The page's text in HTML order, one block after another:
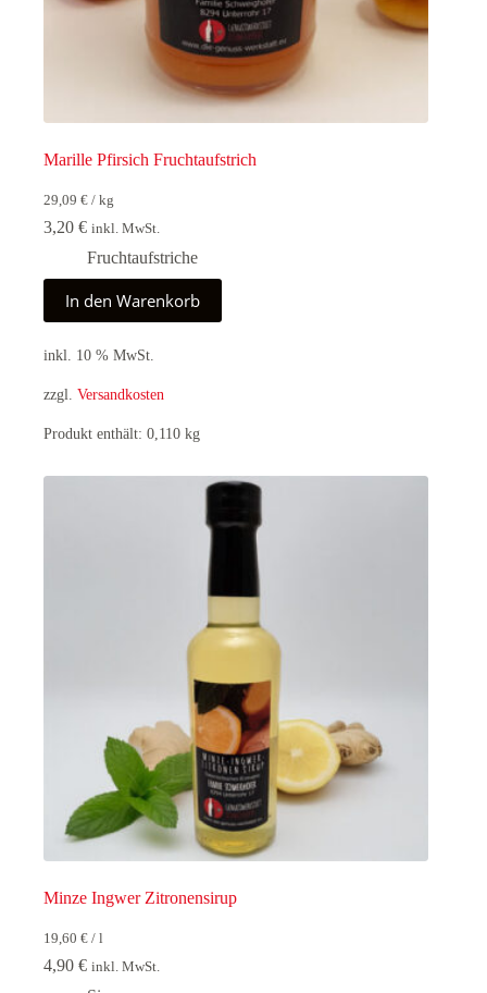
Marille Pfirsich Fruchtaufstrich
29,09 € / kg
3,20 € inkl. MwSt.
Fruchtaufstriche
In den Warenkorb
inkl. 10 % MwSt.
zzgl. Versandkosten
Produkt enthält: 0,110 kg
Minze Ingwer Zitronensirup
19,60 € / l
4,90 € inkl. MwSt.